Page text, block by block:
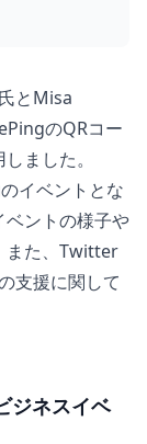
とMisa
のQRコー
ました。
イベントとな
ベントの様子や
また、Twitter
支援に関して
ジネスイベ